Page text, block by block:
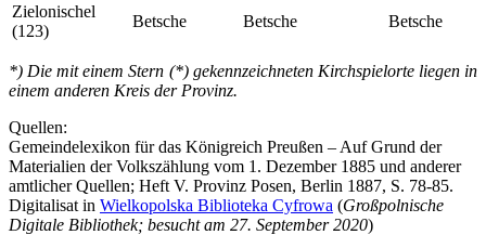
Zielonischel
(123)
Betsche Betsche Betsche
*) Die mit einem Stern (*) gekennzeichneten Kirchspielorte liegen in
einem anderen Kreis der Provinz.
Quellen:
Gemeindelexikon für das Königreich Preußen – Auf Grund der
Materialien der Volkszählung vom 1. Dezember 1885 und anderer
amtlicher Quellen; Heft V. Provinz Posen, Berlin 1887, S. 78-85.
Digitalisat in Wielkopolska Biblioteka Cyfrowa (Großpolnische
Digitale Bibliothek; besucht am 27. September 2020)